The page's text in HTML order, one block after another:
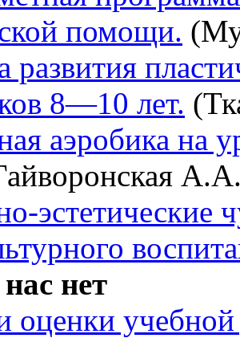
помощи.
развития
8—10 лет.
аэробика на
эстетические
нет
оценки учебной